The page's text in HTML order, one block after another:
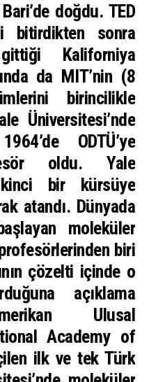
doğdu. TED
bitirdikten sonra
Kaliforniya
da MIT’nin (8
birincilikle
Üniversitesi’nde
ODTÜ’ye
oldu. Yale
ikinci bir kürsüye
atandı. Dünyada
moleküler
biri
çözelti içinde o
açıklama
Ulusal
Academy of
ilk ve tek Türk